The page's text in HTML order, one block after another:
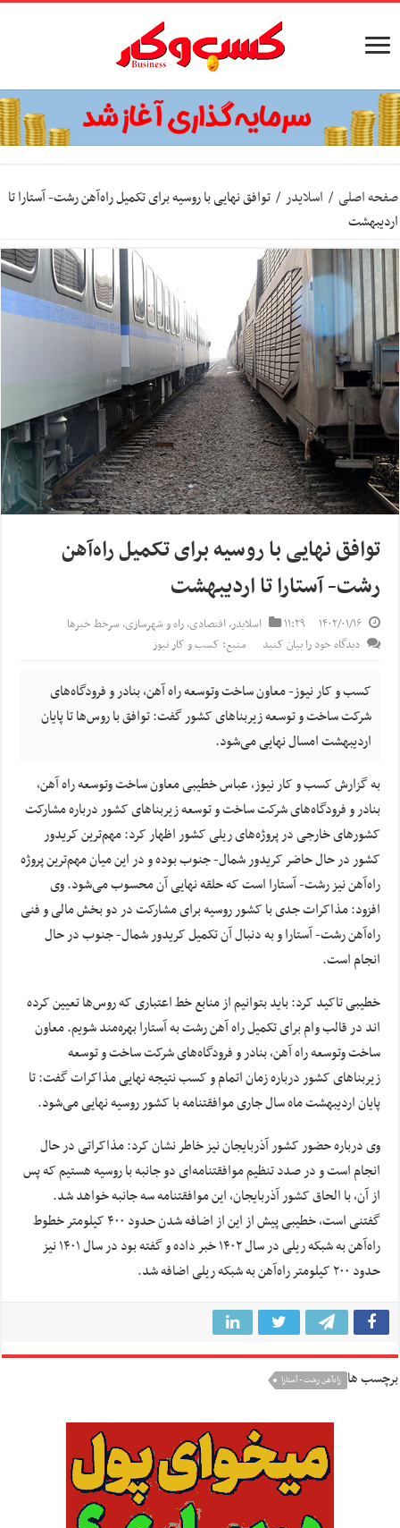
صفحه اصلی / اسلایدر / توافق نهایی با روسیه برای تکمیل راه‌آهن رشت- آستارا تا
اردیبهشت
توافق نهایی با روسیه برای تکمیل راه‌آهن
رشت- آستارا تا اردیبهشت
۱۴۰۲/۰۱/۱۶ ۱۱:۲۹ اسلایدر,اقتصادی,راه و شهرسازی,سرخط خبرها
دیدگاه خود را بیان کنید
منبع: کسب و کار نیوز
کسب و کار نیوز- معاون ساخت وتوسعه راه آهن، بنادر و فرودگاه‌های
شرکت ساخت و توسعه زیربناهای کشور گفت: توافق با روس‌ها تا پایان
اردیبهشت امسال نهایی می‌شود.
به گزارش کسب و کار نیوز، عباس خطیبی معاون ساخت وتوسعه راه آهن،
بنادر و فرودگاه‌های شرکت ساخت و توسعه زیربناهای کشور درباره مشارکت
کشورهای خارجی در پروژه‌های ریلی کشور اظهار کرد: مهم‌ترین کریدور
کشور در حال حاضر کریدور شمال- جنوب بوده و در این میان مهم‌ترین پروژه
راه‌آهن نیز رشت- آستارا است که حلقه نهایی آن محسوب می‌شود. وی
افزود: مذاکرات جدی با کشور روسیه برای مشارکت در دو بخش مالی و فنی
راه‌آهن رشت- آستارا و به دنبال آن تکمیل کریدور شمال- جنوب در حال
انجام است.
خطیبی تاکید کرد: باید بتوانیم از منابع خط اعتباری که روس‌ها تعیین کرده
اند در قالب وام برای تکمیل راه آهن رشت به آستارا بهره‌مند شویم. معاون
ساخت وتوسعه راه آهن، بنادر و فرودگاه‌های شرکت ساخت و توسعه
زیربناهای کشور درباره زمان اتمام و کسب نتیجه نهایی مذاکرات گفت: تا
پایان اردیبهشت ماه سال جاری موافقتنامه با کشور روسیه نهایی می‌شود.
وی درباره حضور کشور آذربایجان نیز خاطر نشان کرد: مذاکراتی در حال
انجام است و در صدد تنظیم موافقتنامه‌ای دو جانبه با روسیه هستیم که پس
از آن، با الحاق کشور آذربایجان، این موافقتنامه سه جانبه خواهد شد.
گفتنی است، خطیبی پیش از این از اضافه شدن حدود ۴۰۰ کیلومتر خطوط
راه‌آهن به شبکه ریلی در سال ۱۴۰۲ خبر داده و گفته بود در سال ۱۴۰۱ نیز
حدود ۲۰۰ کیلومتر راه‌آهن به شبکه ریلی اضافه شد.
برچسب ها راه‌آهن رشت - آستارا